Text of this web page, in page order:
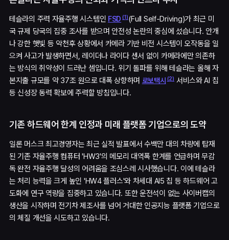
테슬라의 주력 자율주행 시스템인 FSD (1)(Full Self-Driving)가 최근 미
국 규제 당국의 집중 조사를 받으며 안전성 논란의 중심에 섰습니다. 안개
나 강한 햇빛 등 악천후 상황에서 카메라 기반 비전 시스템이 오작동을 일
으켜 사고가 발생하면서, 레이더나 라이다 센서 없이 카메라에만 의존하
는 방식의 취약성이 드러난 셈입니다. 위기 돌파를 위해 테슬라는 올해 자
본지출 규모를 약 37조 원으로 대폭 상향하며 로보택시 (2) 서비스와 AI 칩
등 신성장 동력 확보에 주력할 방침입니다.
기존 하드웨어 한계 인정과 미래 플랫폼 기업으로의 도약
일론 머스크 최고경영자는 최근 실적 발표에서 수백만 대의 차량에 탑재
된 기존 자율주행 컴퓨터 'HW3'의 메모리 대역폭 한계를 언급하며 무감
독 완전 자율주행 달성의 어려움을 조심스레 시사했습니다. 이에 테슬라
는 처리 능력을 크게 높인 'HW4 플러스'와 차세대 AI5 칩 등 하드웨어 고
도화에 연구 역량을 집중하고 있습니다. 또한 운전석이 없는 사이버캡의
생산을 시작하며 전기차 제조사를 넘어 거대한 인공지능 플랫폼 기업으로
의 체질 개선을 시도하고 있습니다.